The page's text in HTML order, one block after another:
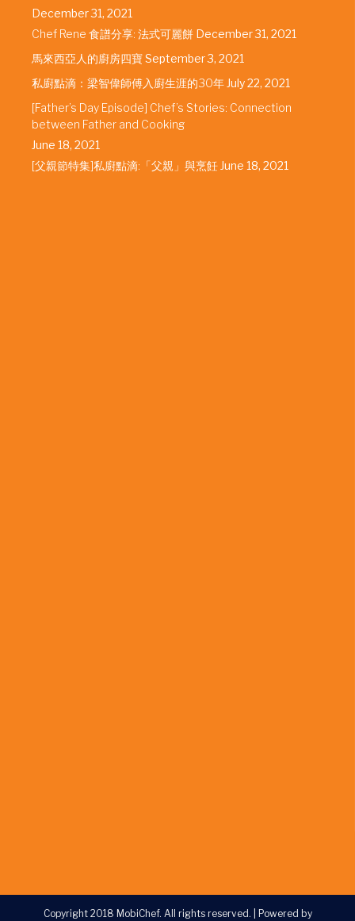
December 31, 2021
Chef Rene 食譜分享: 法式可麗餅 December 31, 2021
馬來西亞人的廚房四寶September 3, 2021
私廚點滴：梁智偉師傅入廚生涯的30年 July 22, 2021
[Father’s Day Episode] Chef’s Stories: Connection
between Father and Cooking
June 18, 2021
[父親節特集]私廚點滴:「父親」與烹飪 June 18, 2021
Copyright 2018 MobiChef. All rights reserved. Powered by